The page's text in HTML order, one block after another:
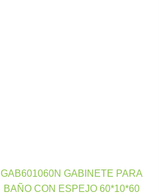
GAB601060N GABINETE PARA
BAÑO CON ESPEJO 60*10*60